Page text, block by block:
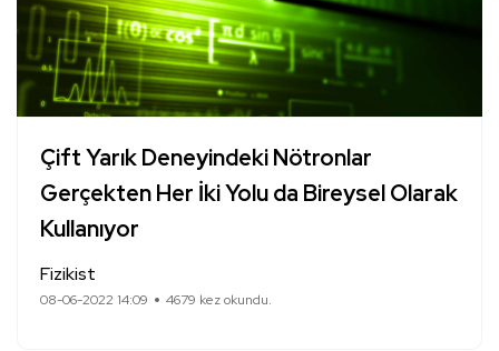
Çift Yarık Deneyindeki Nötronlar
Gerçekten Her İki Yolu da Bireysel Olarak
Kullanıyor
Fizikist
08-06-2022 14:09 4679 kez okundu.